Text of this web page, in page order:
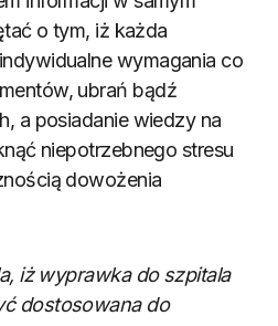
o tym, iż każda
wymagania co
ubrań bądź
a posiadanie wiedzy na
niepotrzebnego stresu
dowożenia
iż wyprawka do szpitala
dostosowana do